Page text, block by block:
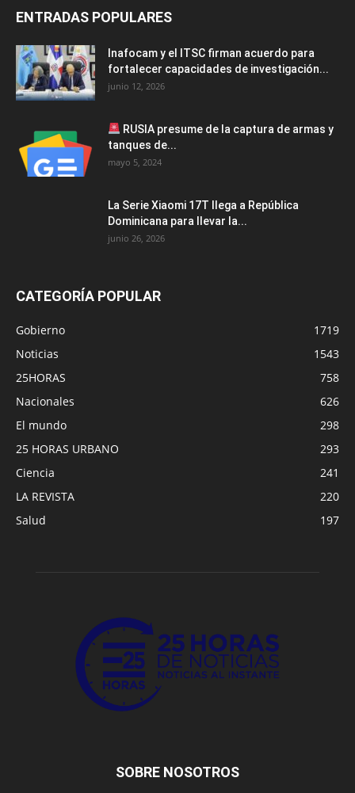
ENTRADAS POPULARES
Inafocam y el ITSC firman acuerdo para
fortalecer capacidades de investigación...
junio 12, 2026
RUSIA presume de la captura de armas y
tanques de...
mayo 5, 2024
La Serie Xiaomi 17T llega a República
Dominicana para llevar la...
junio 26, 2026
CATEGORÍA POPULAR
Gobierno
1719
Noticias
1543
25HORAS
758
Nacionales
626
El mundo
298
25 HORAS URBANO
293
Ciencia
241
LA REVISTA
220
Salud
197
SOBRE NOSOTROS